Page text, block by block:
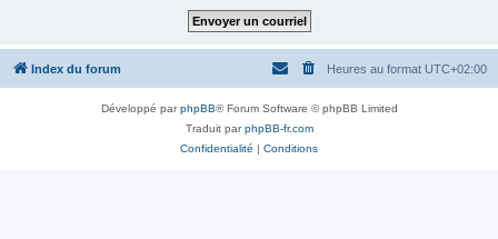
Index du forum Heures au format UTC+02:00
Développé parphpBB® Forum Software © phpBB Limited
Traduit parphpBB-fr.com
Confidentialité | Conditions